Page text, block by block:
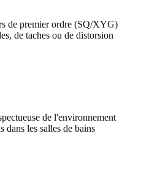
de premier ordre (SQ/XYG)
de taches ou de distorsion
de l'environnement
dans les salles de bains